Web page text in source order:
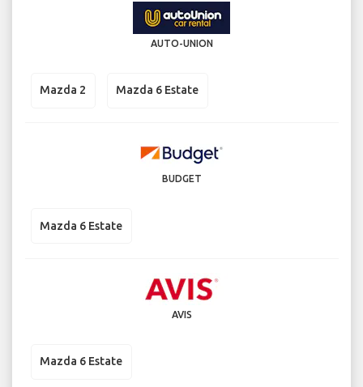
AUTO-UNION
Mazda 2 Mazda 6 Estate
BUDGET
Mazda 6 Estate
AVIS
Mazda 6 Estate